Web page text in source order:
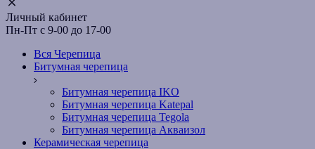
Личный кабинет
Пн-Пт с 9-00 до 17-00
Вся Черепица
Битумная черепица
Битумная черепица IKO
Битумная черепица Katepal
Битумная черепица Tegola
Битумная черепица Акваизол
Керамическая черепица